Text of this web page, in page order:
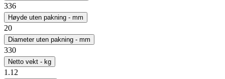
336
Høyde uten pakning - mm
20
Diameter uten pakning - mm
330
Netto vekt - kg
1.12